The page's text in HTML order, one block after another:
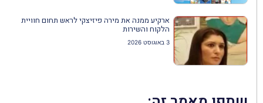
ארקיע ממנה את מירה פיזיצקי לראש תחום חוויית
הלקוח והשירות
3 באוגוסט 2026